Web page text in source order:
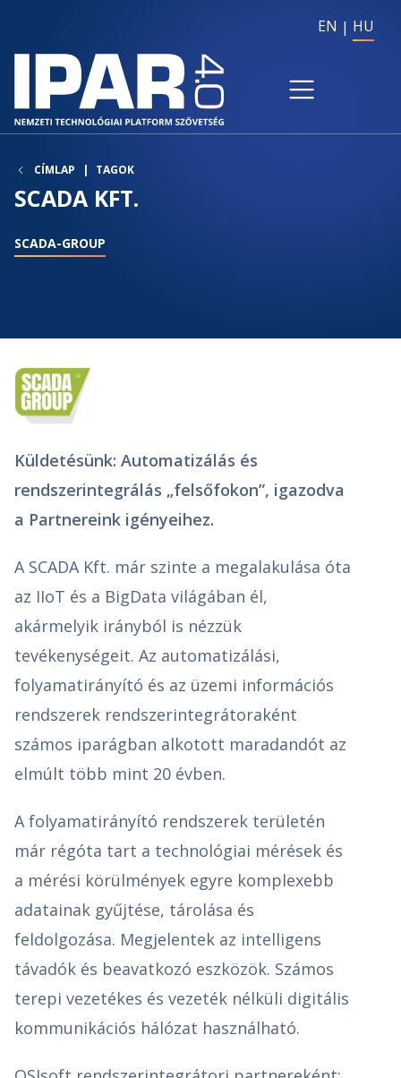
EN HU
CÍMLAP TAGOK
SCADA KFT.
SCADA-GROUP
Küldetésünk: Automatizálás és
rendszerintegrálás „felsőfokon”, igazodva
a Partnereink igényeihez.
A SCADA Kft. már szinte a megalakulása óta
az IIoT és a BigData világában él,
akármelyik irányból is nézzük
tevékenységeit. Az automatizálási,
folyamatirányító és az üzemi információs
rendszerek rendszerintegrátoraként
számos iparágban alkotott maradandót az
elmúlt több mint 20 évben.
A folyamatirányító rendszerek területén
már régóta tart a technológiai mérések és
a mérési körülmények egyre komplexebb
adatainak gyűjtése, tárolása és
feldolgozása. Megjelentek az intelligens
távadók és beavatkozó eszközök. Számos
terepi vezetékes és vezeték nélküli digitális
kommunikációs hálózat használható.